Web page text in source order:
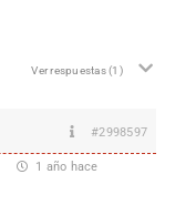
Ver respuestas(1)
#2998597
1 año hace